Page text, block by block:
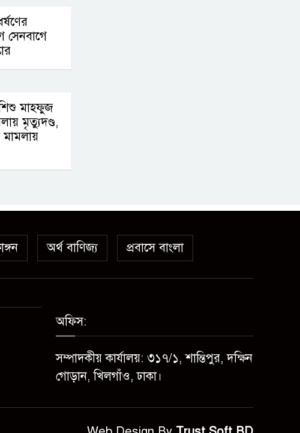
সেনবাগে
শিশু মাহফুজ
মৃত্যুদণ্ড,
মামলায়
অর্থ বাণিজ্য প্রবাসে বাংলা
অফিস:
সম্পাদকীয় কার্যালয়: ৩১৭/১, শান্তিপুর, দক্ষিন
গোড়ান, খিলগাঁও, ঢাকা।